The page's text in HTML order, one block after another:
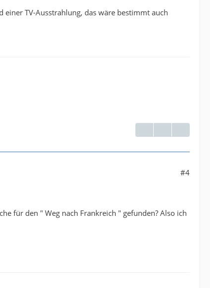
einer TV-Ausstrahlung, das wäre bestimmt auch
#4
für den " Weg nach Frankreich " gefunden? Also ich